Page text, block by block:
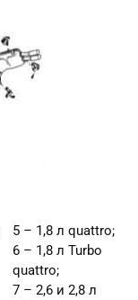
5 – 1,8 л quattro;
6 – 1,8 л Turbo
quattro;
7 – 2,6 и 2,8 л